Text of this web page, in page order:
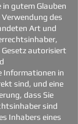
in gutem Glauben
des
Art und
autorisiert
Informationen in
sind, und eine
dass Sie
sind
Inhabers eines